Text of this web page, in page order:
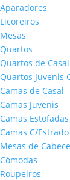
Aparadores
Licoreiros
Mesas
Quartos
Quartos de
Quartos Juvenis
Camas de Casal
Camas Juvenis
Camas Estofadas
Camas C/
Mesas de
Cómodas
Roupeiros